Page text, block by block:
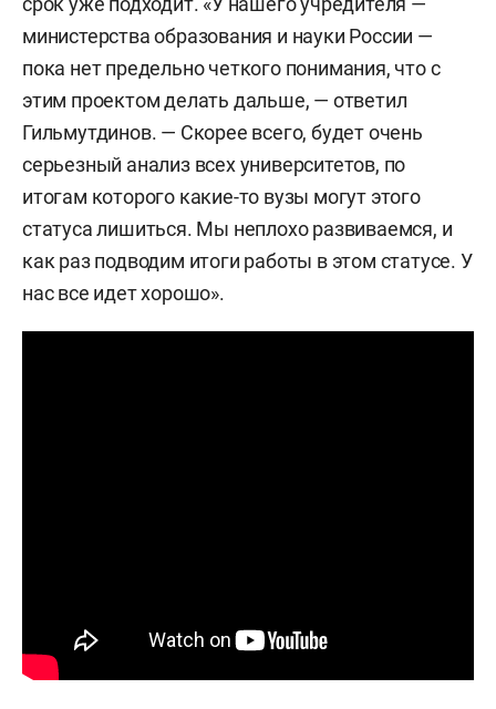
министерства образования и науки России —
пока нет предельно четкого понимания, что с
этим проектом делать дальше, — ответил
Гильмутдинов. — Скорее всего, будет очень
серьезный анализ всех университетов, по
итогам которого какие-то вузы могут этого
статуса лишиться. Мы неплохо развиваемся, и
как раз подводим итоги работы в этом статусе. У
нас все идет хорошо».